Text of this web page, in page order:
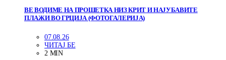
ВЕ ВОДИМЕ НА ПРОШЕТКА НИЗ КРИТ И НАЈУБАВИТЕ
ПЛАЖИ ВО ГРЦИЈА (ФОТОГАЛЕРИЈА)
07.08.26
ЧИТАЈ БЕ
2 MIN